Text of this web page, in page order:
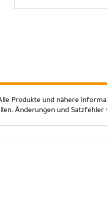
Produkte und nähere
Änderungen und Satzfehler